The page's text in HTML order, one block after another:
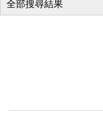
全部搜尋結果